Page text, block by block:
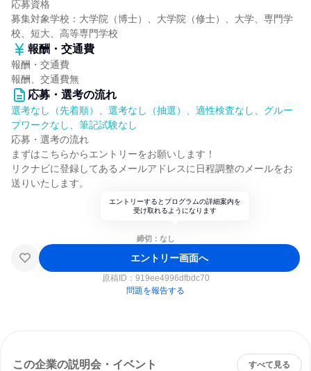
応募資格
募集対象学校：大学院（博士）、大学院（修士）、大学、専門学
校、短大、高等専門学校
報酬・交通費
報酬・交通費
報酬、交通費無
応募・選考の流れ
選考なし（先着順）、選考なし（抽選）、適性検査なし、グルー
プワークなし、筆記試験なし
応募・選考の流れ
まずはこちらからエントリーをお願いします！
リクナビに登録してあるメールアドレスに日程調整のメールをお
送りいたします。
エントリーするとプログラムの詳細案内を
受け取れるようになります
締切：なし
エントリー画面へ
原稿ID： 919ee4996dfbdc70
問題を報告する
この企業の説明会・イベント すべて見る